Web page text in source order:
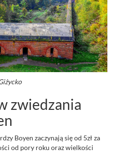
zwiedzania
Boyen zaczynają się od 5zł za
od pory roku oraz wielkości